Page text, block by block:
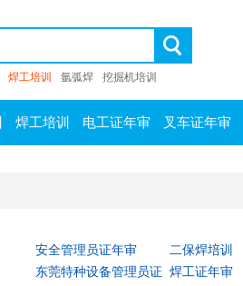
焊工培训 氩弧焊 挖掘机培训
焊工培训 电工证年审 叉车证年审
安全管理员证年审 二保焊培训
东莞特种设备管理员证 焊工证年审